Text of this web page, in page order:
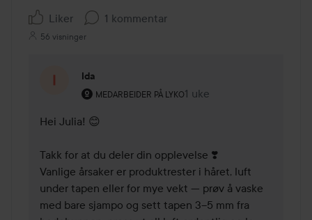
Liker 1 kommentar
56 visninger
Ida
MEDARBEIDER PÅ LYKO
Brukerens rolle: Medarbeider på Lyko.
1 uke
Kommentaren lades 1 uke
Hei Julia! 😊
Takk for at du deler din opplevelse ❣️
Vanlige årsaker er produktrester i håret, luft
under tapen eller for mye vekt — prøv å vaske
med bare sjampo og sett tapen 3–5 mm fra